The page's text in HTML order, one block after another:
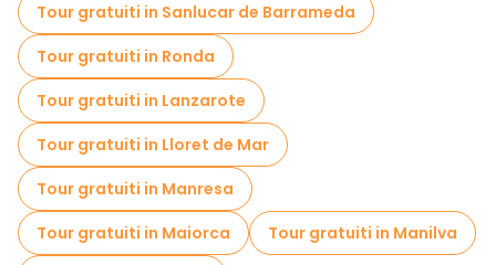
Tour gratuiti in Sanlucar de Barrameda
Tour gratuiti in Ronda
Tour gratuiti in Lanzarote
Tour gratuiti in Lloret de Mar
Tour gratuiti in Manresa
Tour gratuiti in Maiorca
Tour gratuiti in Manilva